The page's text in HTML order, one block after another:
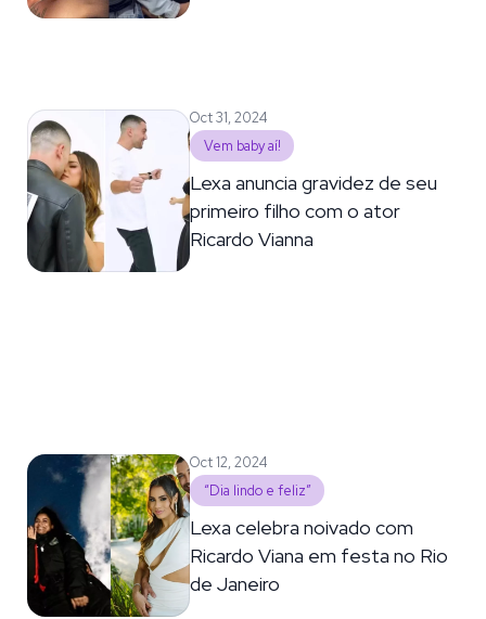
Oct 31, 2024
Vem baby aí!
Lexa anuncia gravidez de seu
primeiro filho com o ator
Ricardo Vianna
Oct 12, 2024
“Dia lindo e feliz”
Lexa celebra noivado com
Ricardo Viana em festa no Rio
de Janeiro